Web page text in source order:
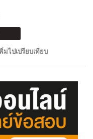
มไปเปรียบเทียบ